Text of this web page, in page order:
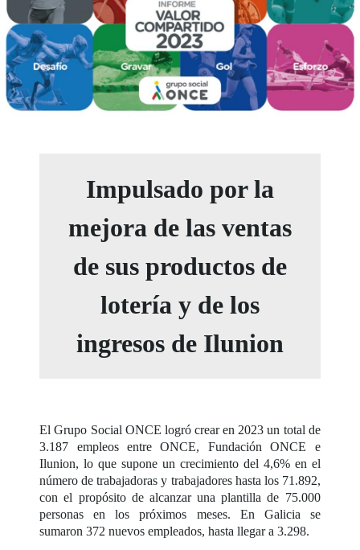
Impulsado por la
mejora de las ventas
de sus productos de
lotería y de los
ingresos de Ilunion
El Grupo Social ONCE logró crear en 2023 un total de
3.187 empleos entre ONCE, Fundación ONCE e
Ilunion, lo que supone un crecimiento del 4,6% en el
número de trabajadoras y trabajadores hasta los 71.892,
con el propósito de alcanzar una plantilla de 75.000
personas en los próximos meses. En Galicia se
sumaron 372 nuevos empleados, hasta llegar a 3.298.